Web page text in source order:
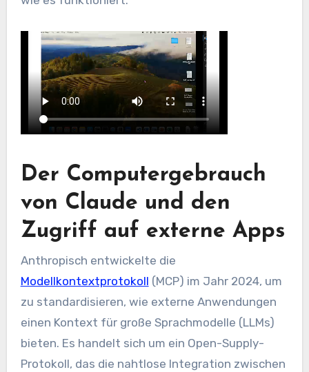
Der Computergebrauch
von Claude und den
Zugriff auf externe Apps
Anthropisch entwickelte die
Modellkontextprotokoll (MCP) im Jahr 2024, um
zu standardisieren, wie externe Anwendungen
einen Kontext für große Sprachmodelle (LLMs)
bieten. Es handelt sich um ein Open-Supply-
Protokoll, das die nahtlose Integration zwischen